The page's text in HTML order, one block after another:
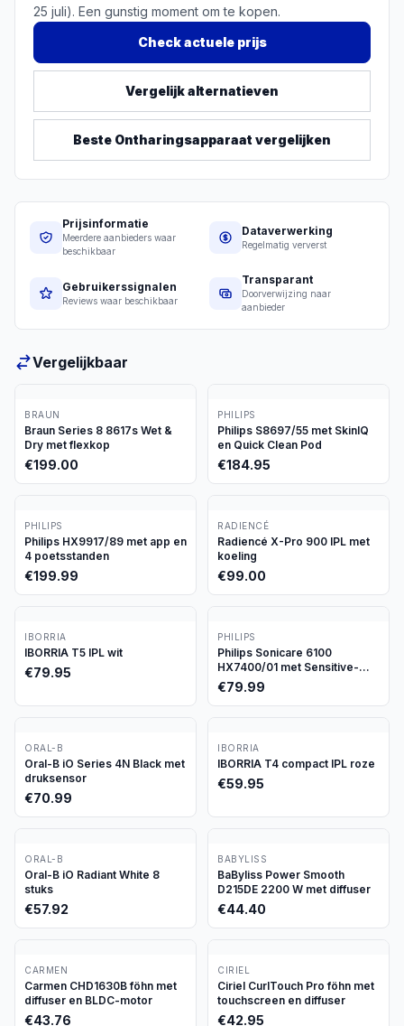
25 juli). Een gunstig moment om te kopen.
Check actuele prijs
Vergelijk alternatieven
Beste Ontharingsapparaat vergelijken
Prijsinformatie
Meerdere aanbieders waar
beschikbaar
Dataverwerking
Regelmatig ververst
Gebruikerssignalen
Reviews waar beschikbaar
Transparant
Doorverwijzing naar
aanbieder
Vergelijkbaar
BRAUN
Braun Series 8 8617s Wet &
Dry met flexkop
€199.00
PHILIPS
Philips S8697/55 met SkinIQ
en Quick Clean Pod
€184.95
PHILIPS
Philips HX9917/89 met app en
4 poetsstanden
€199.99
RADIENCÉ
Radiencé X-Pro 900 IPL met
koeling
€99.00
IBORRIA
IBORRIA T5 IPL wit
€79.95
PHILIPS
Philips Sonicare 6100
HX7400/01 met Sensitive-
stand
€79.99
ORAL-B
Oral-B iO Series 4N Black met
druksensor
€70.99
IBORRIA
IBORRIA T4 compact IPL roze
€59.95
ORAL-B
Oral-B iO Radiant White 8
stuks
€57.92
BABYLISS
BaByliss Power Smooth
D215DE 2200 W met diffuser
€44.40
CARMEN
Carmen CHD1630B föhn met
diffuser en BLDC-motor
€43.76
CIRIEL
Ciriel CurlTouch Pro föhn met
touchscreen en diffuser
€42.95